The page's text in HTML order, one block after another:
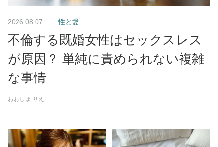
2026.08.07 性と愛
不倫する既婚女性はセックスレス
が原因？ 単純に責められない複雑
な事情
おおしま りえ